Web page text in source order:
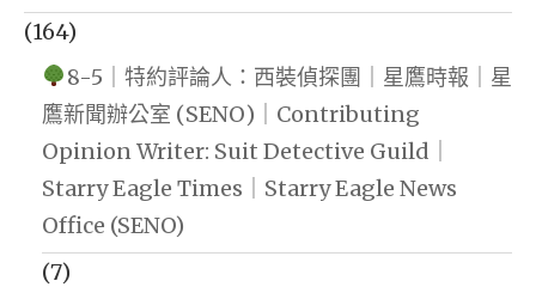
(164)
8-5｜特約評論人：西裝偵探團｜星鷹時報｜星
鷹新聞辦公室 (SENO)｜Contributing
Opinion Writer: Suit Detective Guild｜
Starry Eagle Times｜Starry Eagle News
Office (SENO)
(7)